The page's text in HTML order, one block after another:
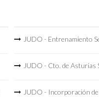
JUDO - Entrenamiento
JUDO - Cto. de Asturias
JUDO - Incorporación